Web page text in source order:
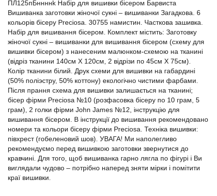
ПЛ125пБннннk Набір для вишивки бісером Барвиста
Вишиванка заготовки жіночої сукні – вишиванки Загадкова. 6
кольорів бісеру Preciosa. 30755 намистин. Часткова зашивка.
Набір для вишивання бісером. Комплект містить: Заготовку
жіночої сукні – вишиванки для вишивання бісером (схему для
вишивки бісером) з нанесеним малюнком-схемою на тканині
(відріз тканини 140cм Х 120cм, 2 відрізи по 45cм Х 75cм).
Колір тканини білий. Друк схеми для вишивки на габардині
(50% поліэстру, 50% коттону) екологічно чистими фарбами.
Після прання схема для вишивки залишається на тканині;
бісер фірми Preciosa №10 (розфасовка бісеру по 10 грам, 5
грам), 2 голки фірми John James №12, інструкцію для
вишивання бісером. В інструкції до вишивання рекомендовано
номери та кольори бісеру фірми Preciosa. Техніка вишивки:
півхрест (гобеленовий шов). УВАГА! Ми наполегливо
рекомендуємо перед вишивкою заготовки звернутися до
кравчині. Для того, щоб вишиванка гарно лягла по фігурі і Ви
виглядали чудово – потрібно наперед зняти мірки і помітити
краї вишивки.